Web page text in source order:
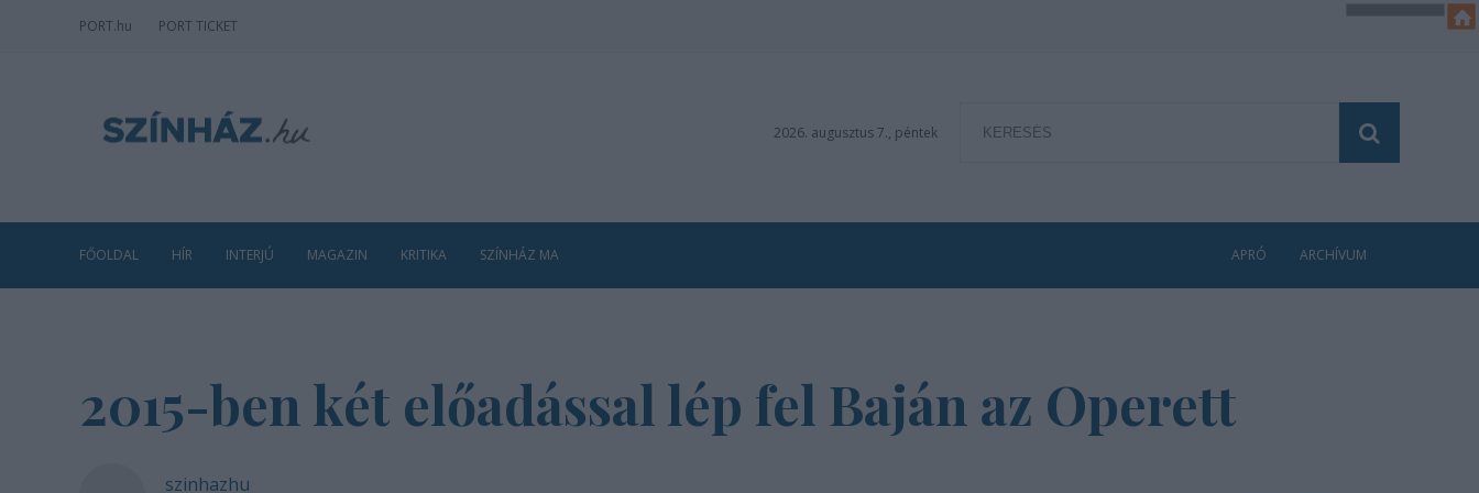
PORT.hu PORT TICKET
2026. augusztus 7., péntek
FŐOLDAL HÍR INTERJÚ MAGAZIN KRITIKA SZÍNHÁZ MA APRÓ ARCHÍVUM
2015-ben két előadással lép fel Baján az Operett
szinhazhu